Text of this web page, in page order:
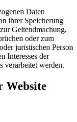
Daten
ihrer Speicherung
Geltendmachung,
oder zum
juristischen Person
Interesses der
verarbeitet werden.
Website